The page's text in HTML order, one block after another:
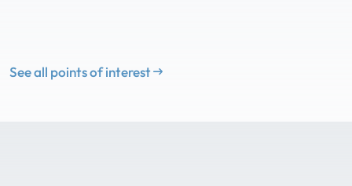
See all points of interest